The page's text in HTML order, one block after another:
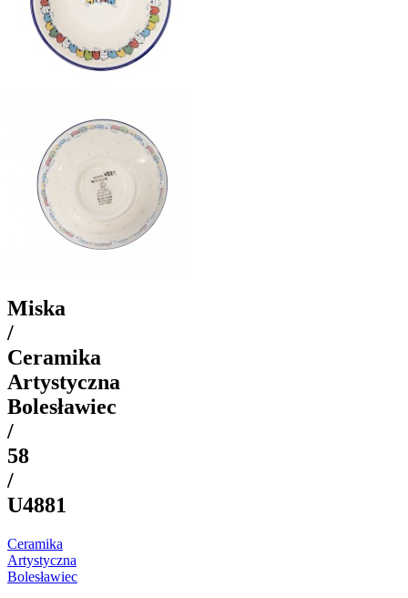
Miska
/
Ceramika
Artystyczna
Bolesławiec
/
58
/
U4881
Ceramika
Artystyczna
Bolesławiec